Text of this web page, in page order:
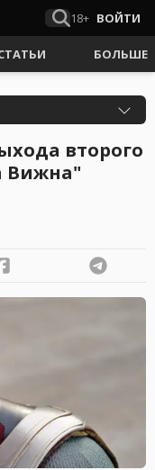
18+ ВОЙТИ
БОЛЬШЕ
второго
Вижна"